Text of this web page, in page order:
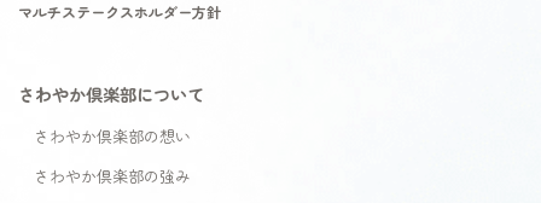
マルチステークスホルダー方針
さわやか倶楽部について
さわやか倶楽部の想い
さわやか倶楽部の強み